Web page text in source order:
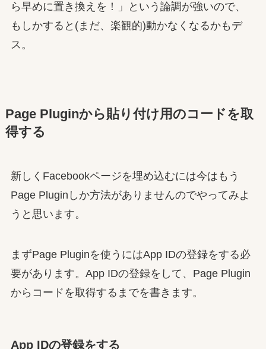
ら早めに置き換えを！」という論調が強いので、
もしかすると(まだ、楽観的)動かなくなるかもデ
ス。
Page Pluginから貼り付け用のコードを取
得する
新しくFacebookページを埋め込むには今はもう
Page Pluginしか方法がありませんのでやってみよ
うと思います。
まずPage Pluginを使うにはApp IDの登録をする必
要があります。App IDの登録をして、Page Plugin
からコードを取得するまでを書きます。
App IDの登録をする